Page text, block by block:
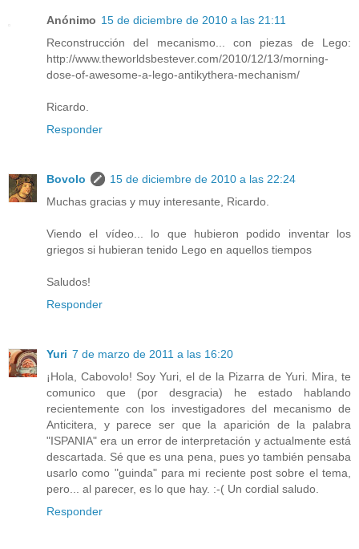
Anónimo 15 de diciembre de 2010 a las 21:11
Reconstrucción del mecanismo... con piezas de Lego:
http://www.theworldsbestever.com/2010/12/13/morning-
dose-of-awesome-a-lego-antikythera-mechanism/
Ricardo.
Responder
Bovolo
15 de diciembre de 2010 a las 22:24
Muchas gracias y muy interesante, Ricardo.
Viendo el vídeo... lo que hubieron podido inventar los
griegos si hubieran tenido Lego en aquellos tiempos
Saludos!
Responder
Yuri 7 de marzo de 2011 a las 16:20
¡Hola, Cabovolo! Soy Yuri, el de la Pizarra de Yuri. Mira, te
comunico que (por desgracia) he estado hablando
recientemente con los investigadores del mecanismo de
Anticitera, y parece ser que la aparición de la palabra
"ISPANIA" era un error de interpretación y actualmente está
descartada. Sé que es una pena, pues yo también pensaba
usarlo como "guinda" para mi reciente post sobre el tema,
pero... al parecer, es lo que hay. :-( Un cordial saludo.
Responder